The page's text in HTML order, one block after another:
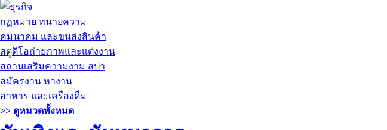
กฏหมาย ทนายความ
คมนาคม และขนส่งสินค้า
สตูดิโอถ่ายภาพและแต่งงาน
สถานเสริมความงาม สปา
สมัครงาน หางาน
อาหาร และเครื่องดื่ม
>> ดูหมวดทั้งหมด